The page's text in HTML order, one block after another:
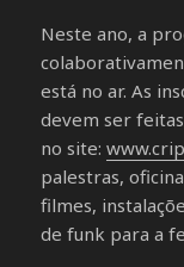
Neste ano, a
está no ar. As
devem ser
no site:
palestras,
filmes,
de funk para a